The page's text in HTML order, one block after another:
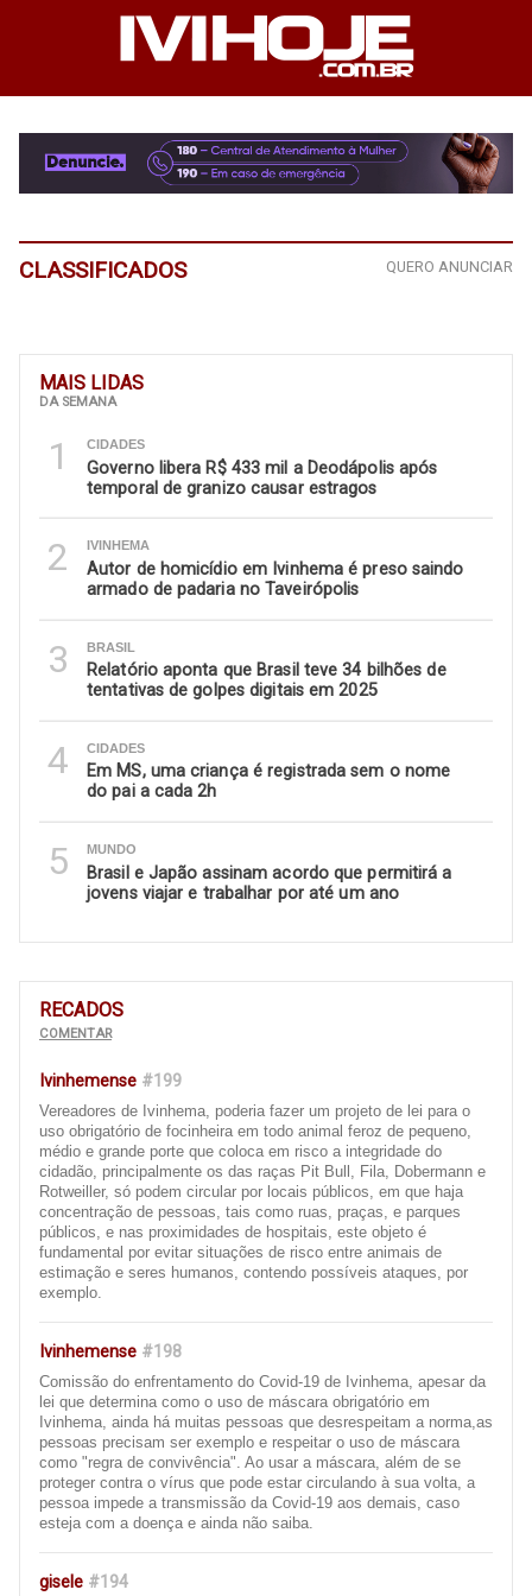
CLASSIFICADOS QUERO ANUNCIAR
MAIS LIDAS
DA SEMANA
1 CIDADES
Governo libera R$ 433 mil a Deodápolis após
temporal de granizo causar estragos
2 IVINHEMA
Autor de homicídio em Ivinhema é preso saindo
armado de padaria no Taveirópolis
3 BRASIL
Relatório aponta que Brasil teve 34 bilhões de
tentativas de golpes digitais em 2025
4 CIDADES
Em MS, uma criança é registrada sem o nome
do pai a cada 2h
5 MUNDO
Brasil e Japão assinam acordo que permitirá a
jovens viajar e trabalhar por até um ano
RECADOS
COMENTAR
Ivinhemense #199
Vereadores de Ivinhema, poderia fazer um projeto de lei para o
uso obrigatório de focinheira em todo animal feroz de pequeno,
médio e grande porte que coloca em risco a integridade do
cidadão, principalmente os das raças Pit Bull, Fila, Dobermann e
Rotweiller, só podem circular por locais públicos, em que haja
concentração de pessoas, tais como ruas, praças, e parques
públicos, e nas proximidades de hospitais, este objeto é
fundamental por evitar situações de risco entre animais de
estimação e seres humanos, contendo possíveis ataques, por
exemplo.
Ivinhemense #198
Comissão do enfrentamento do Covid-19 de Ivinhema, apesar da
lei que determina como o uso de máscara obrigatório em
Ivinhema, ainda há muitas pessoas que desrespeitam a norma,as
pessoas precisam ser exemplo e respeitar o uso de máscara
como "regra de convivência". Ao usar a máscara, além de se
proteger contra o vírus que pode estar circulando à sua volta, a
pessoa impede a transmissão da Covid-19 aos demais, caso
esteja com a doença e ainda não saiba.
gisele #194